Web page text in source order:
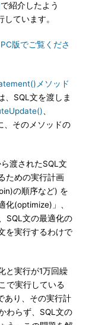
で紹介したよう
ています。
PC版でご覧くださ
メソッド
、SQL文を渡しま
、そのメソッドの
渡されたSQL文
ための実行計画
の順序など) を
化(optimize)」、
SQL文の最適化の
を実行するわけで
と実行が1万回繰
で実行している
あり、その実行計
わらず、SQL文の